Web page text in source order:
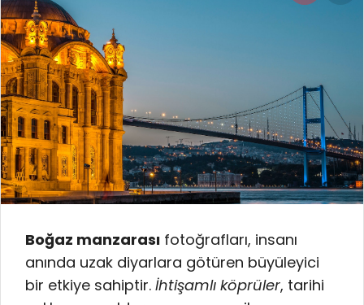
Boğaz manzarası fotoğrafları, insanı
anında uzak diyarlara götüren büyüleyici
bir etkiye sahiptir. İhtişamlı köprüler, tarihi